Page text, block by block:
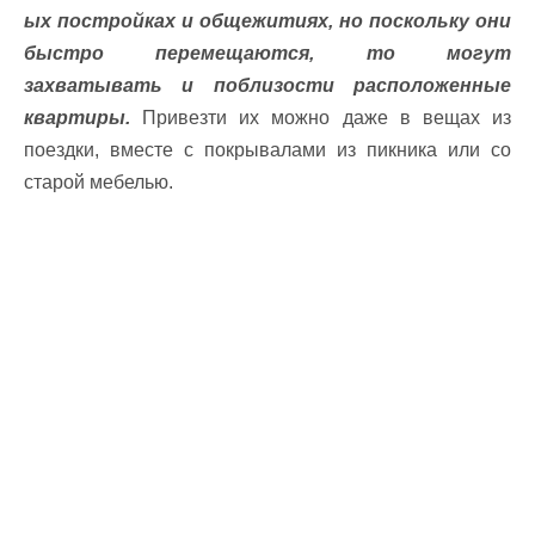
ых постройках и общежитиях, но поскольку они
быстро перемещаются, то могут
захватывать и поблизости расположенные
квартиры. Привезти их можно даже в вещах из
поездки, вместе с покрывалами из пикника или со
старой мебелью.